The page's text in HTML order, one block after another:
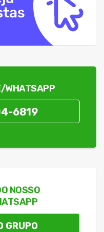
WHATSAPP
6819
NOSSO
GRUPO